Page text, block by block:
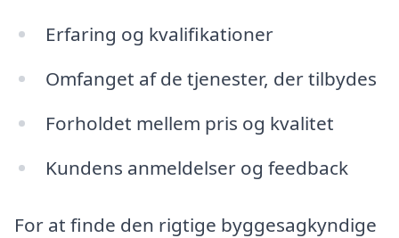
Erfaring og kvalifikationer
Omfanget af de tjenester, der tilbydes
Forholdet mellem pris og kvalitet
Kundens anmeldelser og feedback
For at finde den rigtige byggesagkyndige